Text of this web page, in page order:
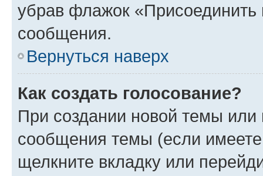
убрав флажок
сообщения.
Вернуться наверх
Как создать голосование?
При создании новой темы или
сообщения темы (если
щелкните вкладку или